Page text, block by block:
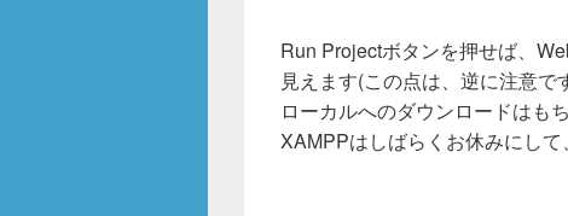
Run Projectボタンを押せば、
見えます(この点は、逆に注意で
ローカルへのダウンロードはも
XAMPPはしばらくお休みにして